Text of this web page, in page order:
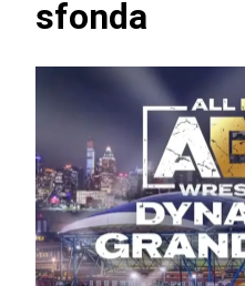
sfonda